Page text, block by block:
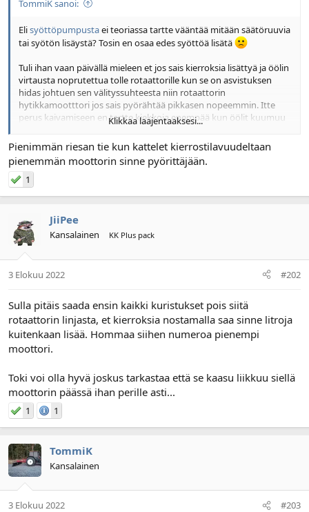
t
a
a
ä
r
ä
TommiK sanoi:
Elisyöttöpumpustaei teoriassa tartte vääntää mitään säätöruuvia
tai syötön lisäystä? Tosin en osaa edes syöttöä lisätä
Tuli ihan vaan päivällä mieleen et jos sais kierroksia lisättyä ja öölin
virtausta noprutettua tolle rotaattorille kun se on asvistuksen
hidas johtuen sen välityssuhteesta niin rotaattorin
hytikkamootttori jos sais pyörähtää pikkasen nopeemmin. Itte
perus kaivamiseen en tartte kiekkoja enempää kun öölit kuumuu
Klikkaa laajentaaksesi...
Pienimmän riesan tie kun kattelet kierrostilavuudeltaan
pienemmän moottorin sinne pyörittäjään.
1
JiiPee
Kansalainen KK Plus pack
3 Elokuu 2022 #202
Sulla pitäis saada ensin kaikki kuristukset pois siitä
rotaattorin linjasta, et kierroksia nostamalla saa sinne litroja
kuitenkaan lisää. Hommaa siihen numeroa pienempi
moottori.
Toki voi olla hyvä joskus tarkastaa että se kaasu liikkuu siellä
moottorin päässä ihan perille asti...
1 1
TommiK
Kansalainen
3 Elokuu 2022 #203